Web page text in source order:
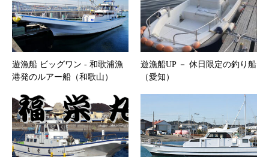
遊漁船 ビッグワン ‐ 和歌浦漁
港発のルアー船（和歌山）
遊漁船UP － 休日限定の釣り船
（愛知）